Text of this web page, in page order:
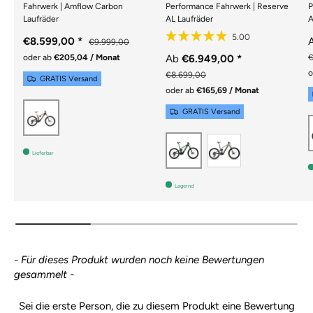
Fahrwerk | Amflow Carbon
Laufräder
€8.599,00 *
€9.999,00
oder ab €205,04 / Monat
GRATIS Versand
Lieferbar
Performance Fahrwerk | Reserve
AL Laufräder
Ab €6.949,00 *
€8.699,00
oder ab €165,69 / Monat
GRATIS Versand
GLOSS DAY GREEN
Lagernd
- Für dieses Produkt wurden noch keine Bewertungen
gesammelt -
Sei die erste Person, die zu diesem Produkt eine Bewertung
New content loaded